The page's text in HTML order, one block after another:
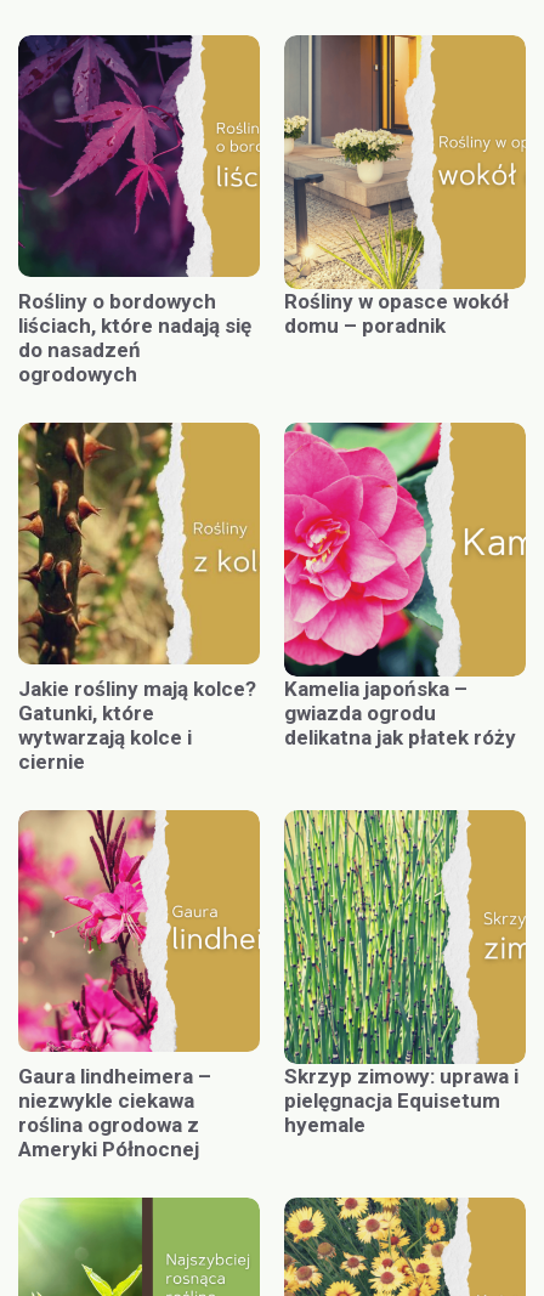
Rośliny o bordowych
liściach, które nadają się
do nasadzeń
ogrodowych
Rośliny w opasce wokół
domu – poradnik
Jakie rośliny mają kolce?
Gatunki, które
wytwarzają kolce i
ciernie
Kamelia japońska –
gwiazda ogrodu
delikatna jak płatek róży
Gaura lindheimera –
niezwykle ciekawa
roślina ogrodowa z
Ameryki Północnej
Skrzyp zimowy: uprawa i
pielęgnacja Equisetum
hyemale